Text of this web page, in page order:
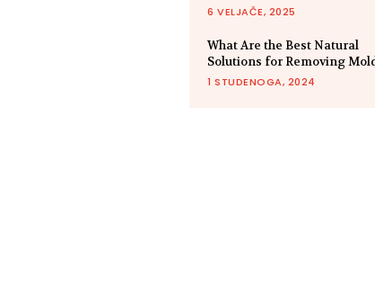
6 VELJAČE, 2025
What Are the Best Natural
Solutions for Removing
1 STUDENOGA, 2024